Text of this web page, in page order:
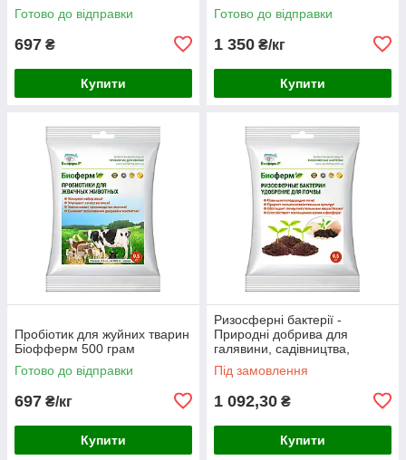
Готово до відправки
697 ₴
Купити
Готово до відправки
1 350 ₴/кг
Купити
Пробіотик для жуйних тварин
Біофферм 500 грам
Готово до відправки
697 ₴/кг
Купити
Ризосферні бактерії -
Природні добрива для
галявини, садівництва,
рослинництва, овочів
Під замовлення
1 092,30 ₴
Купити